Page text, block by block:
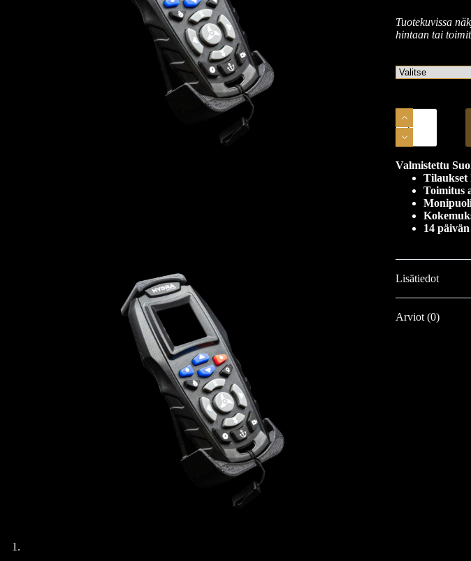
Tuotekuvissa
hintaan tai
Valmistettu
Tilaukset
Toimitus
14
Lisätiedot
Arviot (0)